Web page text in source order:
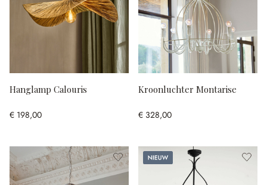
Hanglamp Calouris
€ 198,00
Kroonluchter Montarise
€ 328,00
Nieuw